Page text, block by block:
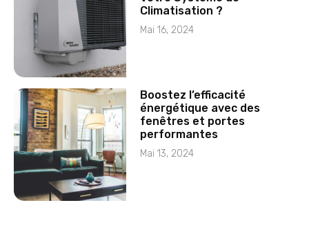
Climatisation ?
Mai 16, 2024
Boostez l’efficacité
énergétique avec des
fenêtres et portes
performantes
Mai 13, 2024